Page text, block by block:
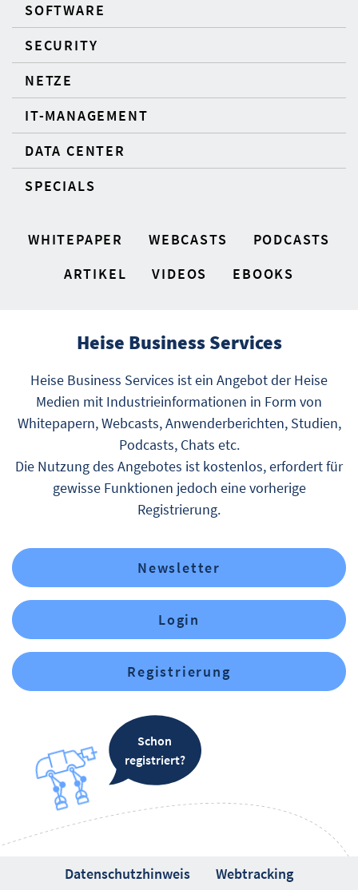
SOFTWARE
SECURITY
NETZE
IT-MANAGEMENT
DATA CENTER
SPECIALS
WHITEPAPER WEBCASTS
PODCASTS
ARTIKEL
VIDEOS EBOOKS
Heise Business Services
Heise Business Services ist ein Angebot der Heise
Medien mit Industrieinformationen in Form von
Whitepapern, Webcasts, Anwenderberichten, Studien,
Podcasts, Chats etc.
Die Nutzung des Angebotes ist kostenlos, erfordert für
gewisse Funktionen jedoch eine vorherige
Registrierung.
Newsletter
Login
Registrierung
Schon
registriert?
Datenschutzhinweis Webtracking